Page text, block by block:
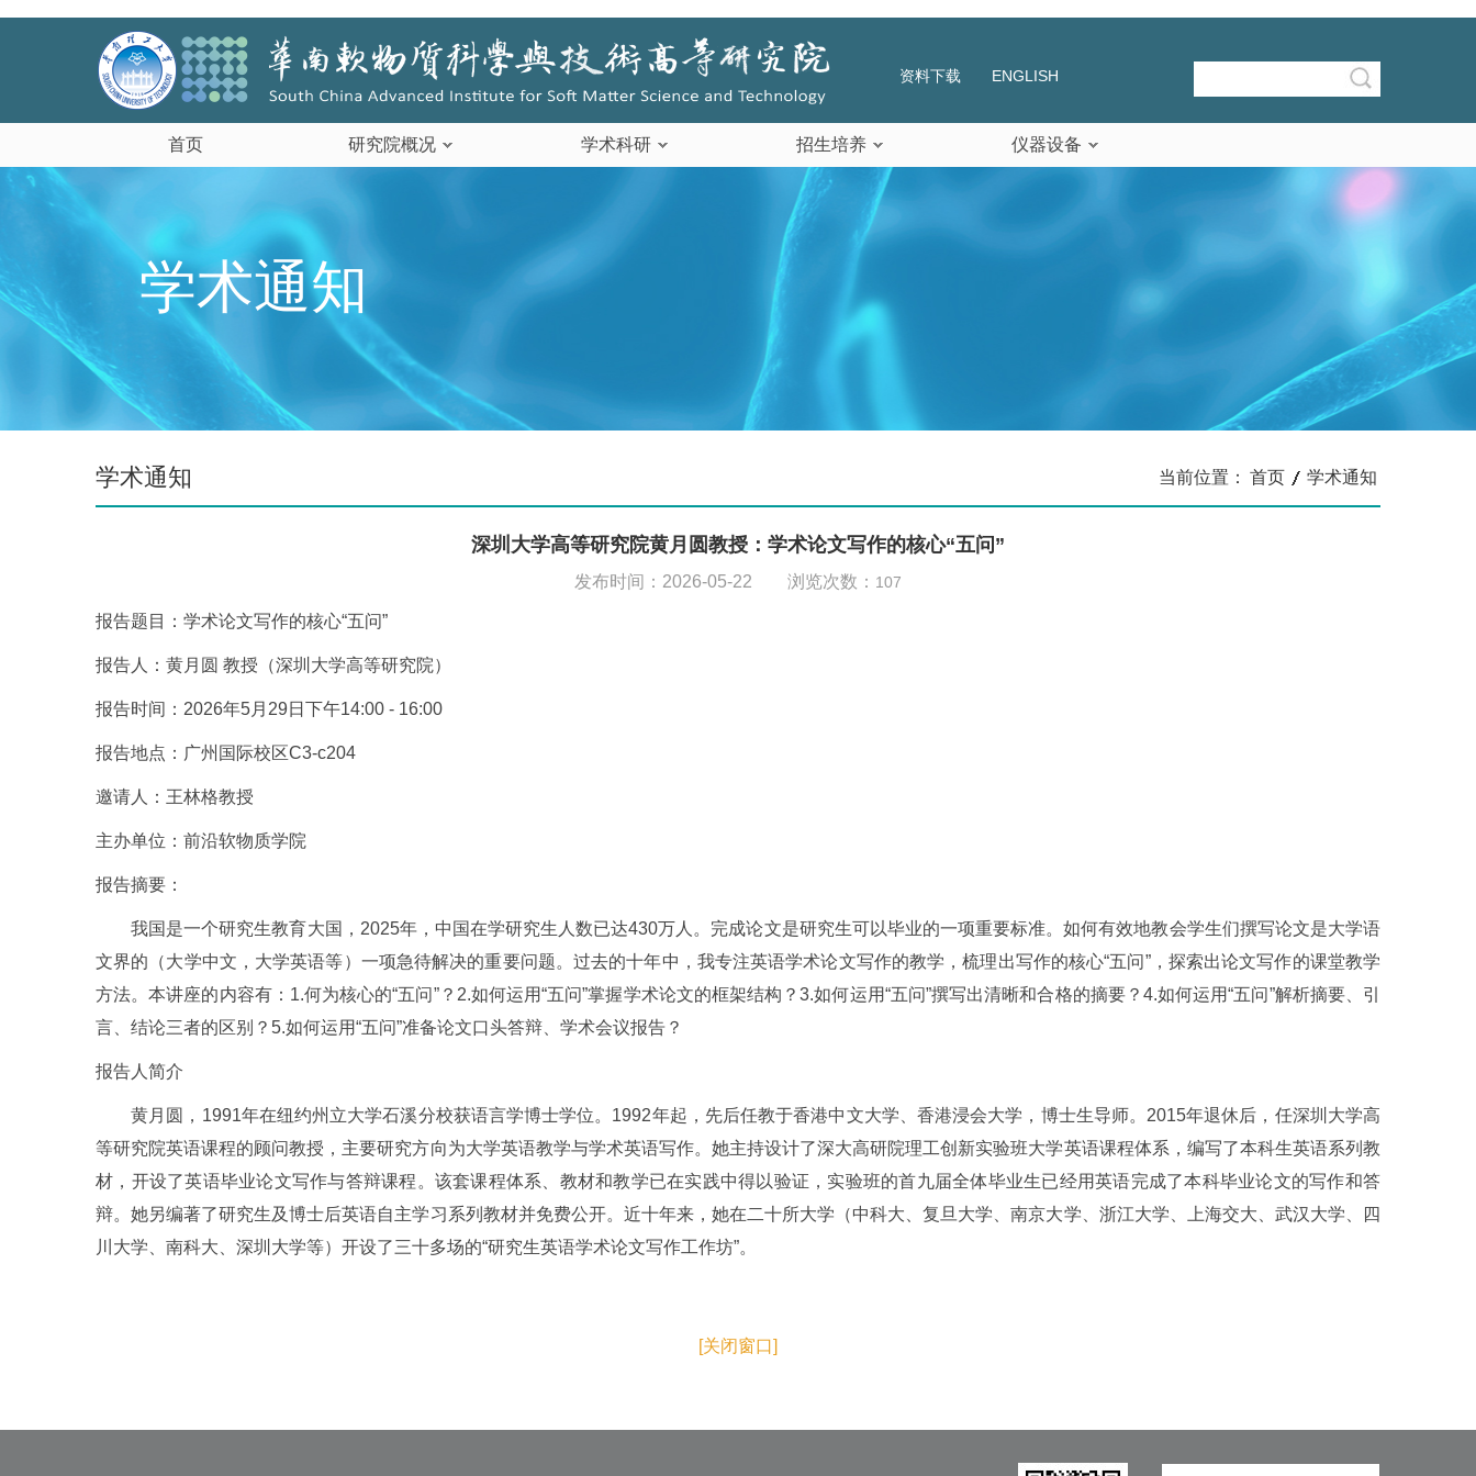
资料下载 ENGLISH
首页 研究院概况 学术科研 招生培养 仪器设备
学术通知
学术通知 当前位置： 首页 学术通知
深圳大学高等研究院黄月圆教授：学术论文写作的核心“五问”
发布时间：2026-05-22 浏览次数： 107
报告题目：学术论文写作的核心“五问”
报告人：黄月圆 教授（深圳大学高等研究院）
报告时间：2026年5月29日下午14:00 - 16:00
报告地点：广州国际校区C3-c204
邀请人：王林格教授
主办单位：前沿软物质学院
报告摘要：
我国是一个研究生教育大国，2025年，中国在学研究生人数已达430万人。完成论文是研究生可以毕业的一项重要标准。如何有效地教会学生们撰写论文是大学语
文界的（大学中文，大学英语等）一项急待解决的重要问题。过去的十年中，我专注英语学术论文写作的教学，梳理出写作的核心“五问”，探索出论文写作的课堂教学
方法。本讲座的内容有：1.何为核心的“五问”？2.如何运用“五问”掌握学术论文的框架结构？3.如何运用“五问”撰写出清晰和合格的摘要？4.如何运用“五问”解析摘要、引
言、结论三者的区别？5.如何运用“五问”准备论文口头答辩、学术会议报告？
报告人简介
黄月圆，1991年在纽约州立大学石溪分校获语言学博士学位。1992年起，先后任教于香港中文大学、香港浸会大学，博士生导师。2015年退休后，任深圳大学高
等研究院英语课程的顾问教授，主要研究方向为大学英语教学与学术英语写作。她主持设计了深大高研院理工创新实验班大学英语课程体系，编写了本科生英语系列教
材，开设了英语毕业论文写作与答辩课程。该套课程体系、教材和教学已在实践中得以验证，实验班的首九届全体毕业生已经用英语完成了本科毕业论文的写作和答
辩。她另编著了研究生及博士后英语自主学习系列教材并免费公开。近十年来，她在二十所大学（中科大、复旦大学、南京大学、浙江大学、上海交大、武汉大学、四
川大学、南科大、深圳大学等）开设了三十多场的“研究生英语学术论文写作工作坊”。
[关闭窗口]